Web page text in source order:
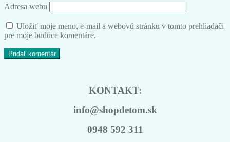
Adresa webu
Uložiť moje meno, e-mail a webovú stránku v tomto prehliadači
pre moje budúce komentáre.
KONTAKT:
info@shopdetom.sk
0948 592 311